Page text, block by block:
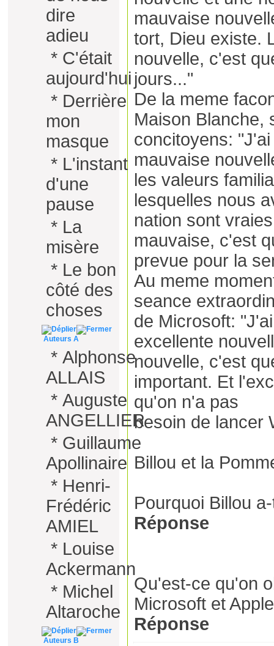
dire
adieu
* C'était
aujourd'hui
* Derrière
mon
masque
* L'instant
d'une
pause
* La
misère
* Le bon
côté des
choses
Auteurs A
* Alphonse
ALLAIS
* Auguste
ANGELLIER
* Guillaume
Apollinaire
* Henri-
Frédéric
AMIEL
* Louise
Ackermann
* Michel
Altaroche
Auteurs B
mauvaise
tort, Dieu existe.
nouvelle, c'est
jours..."
De la meme
Maison Blanche,
concitoyens:
mauvaise
les valeurs
lesquelles nous
nation sont
mauvaise, c'est
prevue pour la
Au meme
seance
de Microsoft:
excellente
nouvelle, c'est
important. Et
qu'on n'a pas
besoin de lancer
Billou et la
Pourquoi Billou
Réponse
Qu'est-ce qu'on
Microsoft et
Réponse